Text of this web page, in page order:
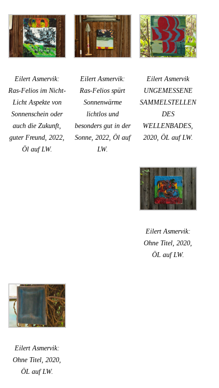
Eilert Asmervik:
Ras-Felios im Nicht-
Licht Aspekte von
Sonnenschein oder
auch die Zukunft,
guter Freund, 2022,
Öl auf LW.
Eilert Asmervik:
Ras-Felios spürt
Sonnenwärme
lichtlos und
besonders gut in der
Sonne, 2022, Öl auf
LW.
Eilert Asmervik
UNGEMESSENE
SAMMELSTELLEN
DES
WELLENBADES,
2020, ÖL auf LW.
Eilert Asmervik:
Ohne Titel, 2020,
ÖL auf LW.
Eilert Asmervik:
Ohne Titel, 2020,
ÖL auf LW.